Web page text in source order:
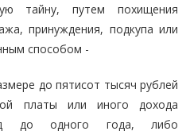
тайну, путем похищения
принуждения, подкупа или
способом -
до пятисот тысяч рублей
платы или иного дохода
до одного года, либо